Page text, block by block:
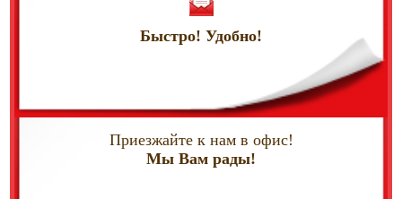
Быстро! Удобно!
Приезжайте к нам в офис!
Мы Вам рады!